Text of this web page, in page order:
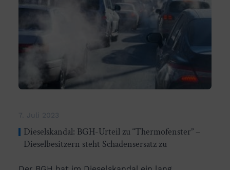
7. Juli 2023
Dieselskandal: BGH-Urteil zu “Thermofenster” –
Dieselbesitzern steht Schadensersatz zu